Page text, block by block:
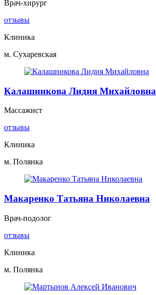
Врач-хирург
отзывы
Клиника
м. Сухаревская
Калашникова Лидия Михайловна
Массажист
отзывы
Клиника
м. Полянка
Макаренко Татьяна Николаевна
Врач-подолог
отзывы
Клиника
м. Полянка